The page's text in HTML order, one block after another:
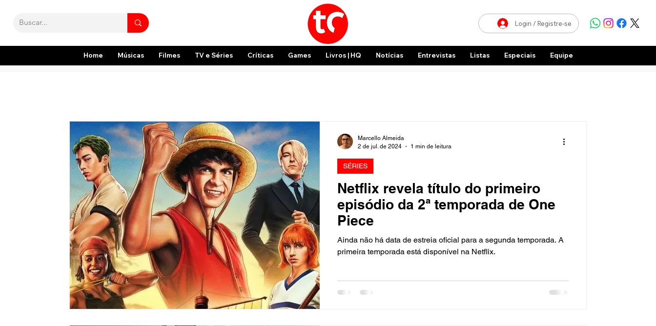
Login / Registre-se
Home Músicas Filmes TV e Séries Críticas Games Livros | HQ Notícias Entrevistas Listas Especiais Equipe
Netflix revela título do primeiro
episódio da 2ª temporada de One
Piece
Ainda não há data de estreia oficial para a segunda temporada. A
primeira temporada está disponível na Netflix.
SÉRIES
Marcello Almeida
2 de jul. de 2024
1 min de leitura